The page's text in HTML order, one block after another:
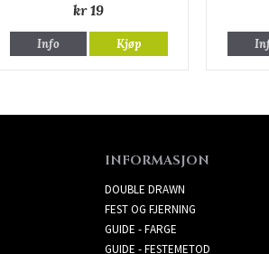
kr 19
Info Kjøp
INFORMASJON
DOUBLE DRAWN
FEST OG FJERNING
GUIDE - FARGE
GUIDE - FESTEMETOD